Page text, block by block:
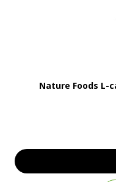
Nature Foods L-